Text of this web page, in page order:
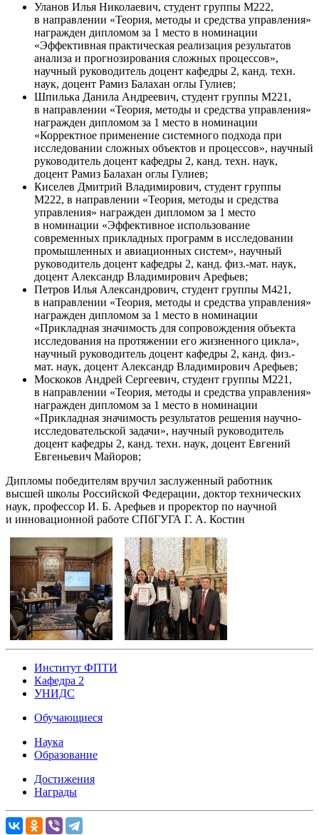
Уланов Илья Николаевич, студент группы М222,
в направлении «Теория, методы и средства управления»
награжден дипломом за 1 место в номинации
«Эффективная практическая реализация результатов
анализа и прогнозирования сложных процессов»,
научный руководитель доцент кафедры 2, канд. техн.
наук, доцент Рамиз Балахан оглы Гулиев;
Шпилька Данила Андреевич, студент группы М221,
в направлении «Теория, методы и средства управления»
награжден дипломом за 1 место в номинации
«Корректное применение системного подхода при
исследовании сложных объектов и процессов», научный
руководитель доцент кафедры 2, канд. техн. наук,
доцент Рамиз Балахан оглы Гулиев;
Киселев Дмитрий Владимирович, студент группы
М222, в направлении «Теория, методы и средства
управления» награжден дипломом за 1 место
в номинации «Эффективное использование
современных прикладных программ в исследовании
промышленных и авиационных систем», научный
руководитель доцент кафедры 2, канд. физ.-мат. наук,
доцент Александр Владимирович Арефьев;
Петров Илья Александрович, студент группы М421,
в направлении «Теория, методы и средства управления»
награжден дипломом за 1 место в номинации
«Прикладная значимость для сопровождения объекта
исследования на протяжении его жизненного цикла»,
научный руководитель доцент кафедры 2, канд. физ.-
мат. наук, доцент Александр Владимирович Арефьев;
Москоков Андрей Сергеевич, студент группы М221,
в направлении «Теория, методы и средства управления»
награжден дипломом за 1 место в номинации
«Прикладная значимость результатов решения научно-
исследовательской задачи», научный руководитель
доцент кафедры 2, канд. техн. наук, доцент Евгений
Евгеньевич Майоров;
Дипломы победителям вручил заслуженный работник
высшей школы Российской Федерации, доктор технических
наук, профессор И. Б. Арефьев и проректор по научной
и инновационной работе СПбГУГА Г. А. Костин
Институт ФПТИ
Кафедра 2
УНИДС
Обучающиеся
Наука
Образование
Достижения
Награды